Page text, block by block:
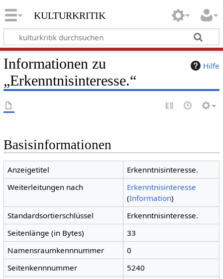
kulturkritik
Hilfe
Informationen zu
„Erkenntnisinteresse.“
Basisinformationen
Anzeigetitel
Erkenntnisinteresse.
Weiterleitungen nach
Erkenntnisinteresse
(Information)
Standardsortierschlüssel
Erkenntnisinteresse.
Seitenlänge (in Bytes)
33
Namensraumkennnummer
0
Seitenkennnummer
5240